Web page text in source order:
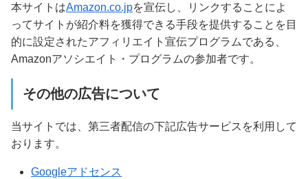
本サイトはAmazon.co.jpを宣伝し、リンクすることによ
ってサイトが紹介料を獲得できる手段を提供することを目
的に設定されたアフィリエイト宣伝プログラムである、
Amazonアソシエイト・プログラムの参加者です。
その他の広告について
当サイトでは、第三者配信の下記広告サービスを利用して
おります。
Googleアドセンス